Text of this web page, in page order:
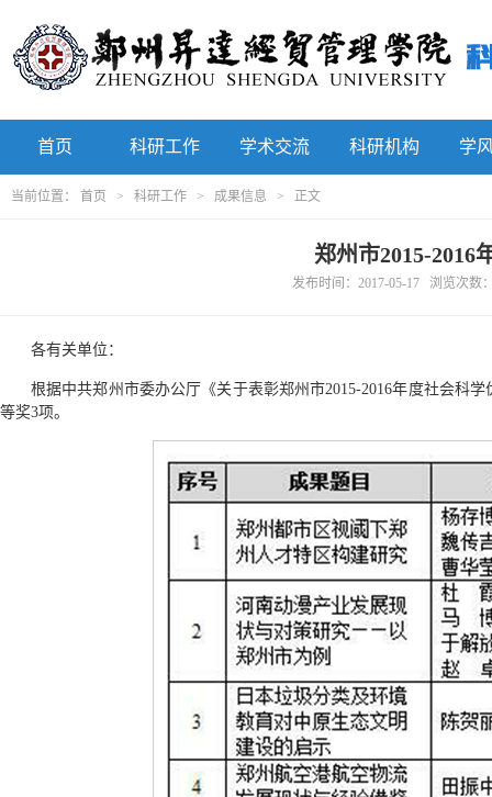
首页 科研工作 学术交流 科研机构 学
当前位置： 首页 > 科研工作 > 成果信息 > 正文
郑州市2015-2016
发布时间：2017-05-17 浏览次数
各有关单位：
根据中共郑州市委办公厅《关于表彰郑州市2015-2016年度社会科
等奖3项。